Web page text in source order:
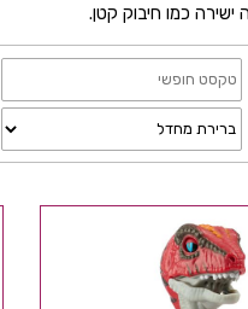
ישירה כמו חיבוק קטן.